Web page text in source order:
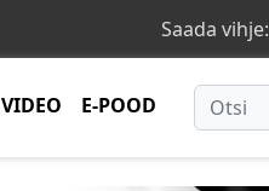
Saada vihje:
VIDEO E-POOD